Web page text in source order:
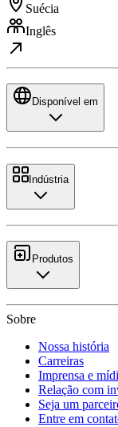
Suécia
Inglês
Disponível em
Indústria
Produtos
Sobre
Nossa história
Carreiras
Imprensa e
Relação com
Seja um
Entre em